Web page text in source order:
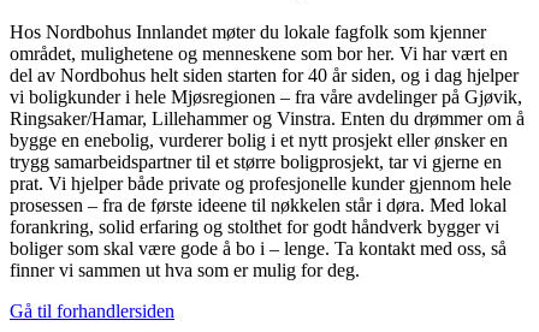
Hos Nordbohus Innlandet møter du lokale fagfolk som kjenner
området, mulighetene og menneskene som bor her. Vi har vært en
del av Nordbohus helt siden starten for 40 år siden, og i dag hjelper
vi boligkunder i hele Mjøsregionen – fra våre avdelinger på Gjøvik,
Ringsaker/Hamar, Lillehammer og Vinstra. Enten du drømmer om å
bygge en enebolig, vurderer bolig i et nytt prosjekt eller ønsker en
trygg samarbeidspartner til et større boligprosjekt, tar vi gjerne en
prat. Vi hjelper både private og profesjonelle kunder gjennom hele
prosessen – fra de første ideene til nøkkelen står i døra. Med lokal
forankring, solid erfaring og stolthet for godt håndverk bygger vi
boliger som skal være gode å bo i – lenge. Ta kontakt med oss, så
finner vi sammen ut hva som er mulig for deg.
Gå til forhandlersiden